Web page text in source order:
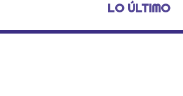
LO ÚLTIMO